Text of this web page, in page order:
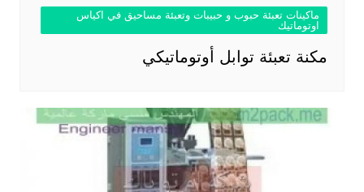
ماكينات تعبئة حبوب و حبيبات وتعبئة مساحيق في اكياس
اوتوماتيك
مكنة تعبئة توابل أوتوماتيكي